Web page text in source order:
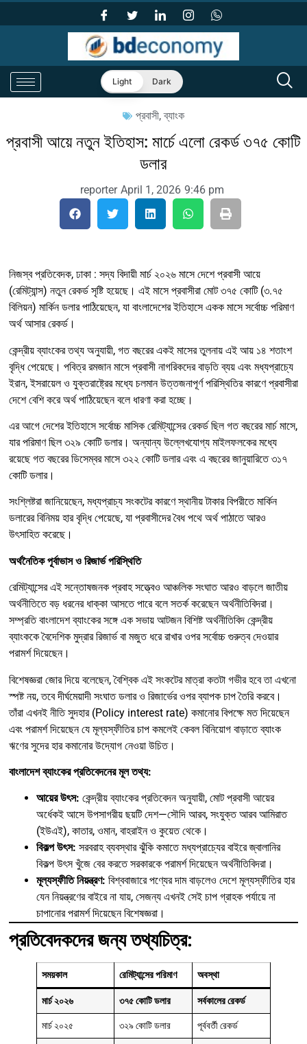
Light Dark
প্রবাসী,ব্যাংক
প্রবাসী আয়ে নতুন ইতিহাস: মার্চে এলো রেকর্ড ৩৭৫ কোটি
ডলার
reporter April 1, 2026 9:46 pm
নিজস্ব প্রতিবেদক, ঢাকা : সদ্য বিদায়ী মার্চ ২০২৬ মাসে দেশে প্রবাসী আয়ে
(রেমিট্যান্স) নতুন রেকর্ড সৃষ্টি হয়েছে। এই মাসে প্রবাসীরা মোট ৩৭৫ কোটি (৩.৭৫
বিলিয়ন) মার্কিন ডলার পাঠিয়েছেন, যা বাংলাদেশের ইতিহাসে একক মাসে সর্বোচ্চ পরিমাণ
অর্থ আসার রেকর্ড।
কেন্দ্রীয় ব্যাংকের তথ্য অনুযায়ী, গত বছরের একই মাসের তুলনায় এই আয় ১৪ শতাংশ
বৃদ্ধি পেয়েছে। পবিত্র রমজান মাসে প্রবাসী নাগরিকদের বাড়তি ব্যয় এবং মধ্যপ্রাচ্যে
ইরান, ইসরায়েল ও যুক্তরাষ্ট্রের মধ্যে চলমান উত্তজনাপূর্ণ পরিস্থিতির কারণে প্রবাসীরা
দেশে বেশি করে অর্থ পাঠিয়েছেন বলে ধারণা করা হচ্ছে।
এর আগে দেশের ইতিহাসে সর্বোচ্চ মাসিক রেমিট্যান্সের রেকর্ড ছিল গত বছরের মার্চ মাসে,
যার পরিমাণ ছিল ৩২৯ কোটি ডলার। অন্যান্য উল্লেখযোগ্য মাইলফলকের মধ্যে
রয়েছে গত বছরের ডিসেম্বর মাসে ৩২২ কোটি ডলার এবং এ বছরের জানুয়ারিতে ৩১৭
কোটি ডলার।
সংশ্লিষ্টরা জানিয়েছেন, মধ্যপ্রাচ্য সংকটের কারণে স্থানীয় টাকার বিপরীতে মার্কিন
ডলারের বিনিময় হার বৃদ্ধি পেয়েছে, যা প্রবাসীদের বৈধ পথে অর্থ পাঠাতে আরও
উৎসাহিত করেছে।
অর্থনৈতিক পূর্বাভাস ও রিজার্ভ পরিস্থিতি
রেমিট্যান্সের এই সন্তোষজনক প্রবাহ সত্ত্বেও আঞ্চলিক সংঘাত আরও বাড়লে জাতীয়
অর্থনীতিতে বড় ধরনের ধাক্কা আসতে পারে বলে সতর্ক করেছেন অর্থনীতিবিদরা।
সম্প্রতি বাংলাদেশ ব্যাংকের সঙ্গে এক সভায় আটজন বিশিষ্ট অর্থনীতিবিদ কেন্দ্রীয়
ব্যাংককে বৈদেশিক মুদ্রার রিজার্ভ বা মজুত ধরে রাখার ওপর সর্বোচ্চ গুরুত্ব দেওয়ার
পরামর্শ দিয়েছেন।
বিশেষজ্ঞরা জোর দিয়ে বলেছেন, বৈশ্বিক এই সংকটের মাত্রা কতটা গভীর হবে তা এখনো
স্পষ্ট নয়, তবে দীর্ঘমেয়াদী সংঘাত ডলার ও রিজার্ভের ওপর ব্যাপক চাপ তৈরি করবে।
তাঁরা এখনই নীতি সুদহার (Policy interest rate) কমানোর বিপক্ষে মত দিয়েছেন
এবং পরামর্শ দিয়েছেন যে মূল্যস্ফীতির চাপ কমলেই কেবল বিনিয়োগ বাড়াতে ব্যাংক
ঋণের সুদের হার কমানোর উদ্যোগ নেওয়া উচিত।
বাংলাদেশ ব্যাংকের প্রতিবেদনের মূল তথ্য:
আয়ের উৎস: কেন্দ্রীয় ব্যাংকের প্রতিবেদন অনুযায়ী, মোট প্রবাসী আয়ের
অর্ধেকই আসে উপসাগরীয় ছয়টি দেশ—সৌদি আরব, সংযুক্ত আরব আমিরাত
(ইউএই), কাতার, ওমান, বাহরাইন ও কুয়েত থেকে।
বিকল্প উৎস: সরবরাহ ব্যবস্থার ঝুঁকি কমাতে মধ্যপ্রাচ্যের বাইরে জ্বালানির
বিকল্প উৎস খুঁজে বের করতে সরকারকে পরামর্শ দিয়েছেন অর্থনীতিবিদরা।
মূল্যস্ফীতি নিয়ন্ত্রণ: বিশ্ববাজারে পণ্যের দাম বাড়লেও দেশে মূল্যস্ফীতির হার
যেন নিয়ন্ত্রণের বাইরে না যায়, সেজন্য এখনই সেই চাপ গ্রাহক পর্যায়ে না
চাপানোর পরামর্শ দিয়েছেন বিশেষজ্ঞরা।
প্রতিবেদকদের জন্য তথ্যচিত্র:
সময়কাল রেমিট্যান্সের পরিমাণ অবস্থা
মার্চ ২০২৬ ৩৭৫ কোটি ডলার সর্বকালের রেকর্ড
মার্চ ২০২৫ ৩২৯ কোটি ডলার পূর্ববর্তী রেকর্ড